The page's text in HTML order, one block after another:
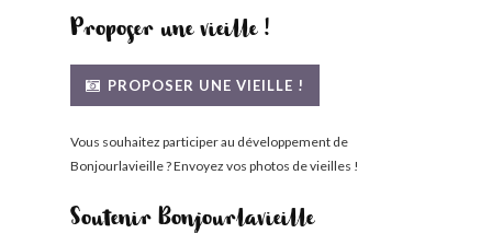
Proposer une vieille !
PROPOSER UNE VIEILLE !
Vous souhaitez participer au développement de
Bonjourlavieille ? Envoyez vos photos de vieilles !
Soutenir Bonjourlavieille